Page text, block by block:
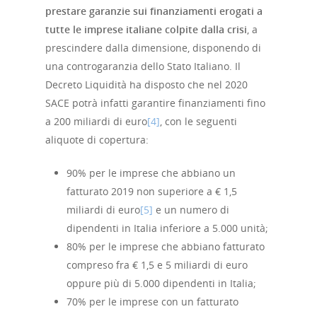
prestare garanzie sui finanziamenti erogati a
tutte le imprese italiane colpite dalla crisi, a
prescindere dalla dimensione, disponendo di
una controgaranzia dello Stato Italiano. Il
Decreto Liquidità ha disposto che nel 2020
SACE potrà infatti garantire finanziamenti fino
a 200 miliardi di euro[4], con le seguenti
aliquote di copertura:
90% per le imprese che abbiano un
fatturato 2019 non superiore a € 1,5
miliardi di euro[5] e un numero di
dipendenti in Italia inferiore a 5.000 unità;
80% per le imprese che abbiano fatturato
compreso fra € 1,5 e 5 miliardi di euro
oppure più di 5.000 dipendenti in Italia;
70% per le imprese con un fatturato